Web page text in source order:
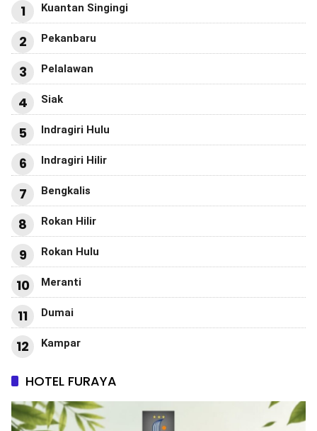
1 Kuantan Singingi
2 Pekanbaru
3 Pelalawan
4 Siak
5 Indragiri Hulu
6 Indragiri Hilir
7 Bengkalis
8 Rokan Hilir
9 Rokan Hulu
10 Meranti
11 Dumai
12 Kampar
HOTEL FURAYA